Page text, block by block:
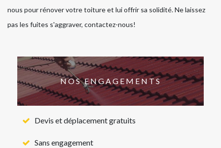
nous pour rénover votre toiture et lui offrir sa solidité. Ne laissez
pas les fuites s'aggraver, contactez-nous!
NOS ENGAGEMENTS
Devis et déplacement gratuits
Sans engagement